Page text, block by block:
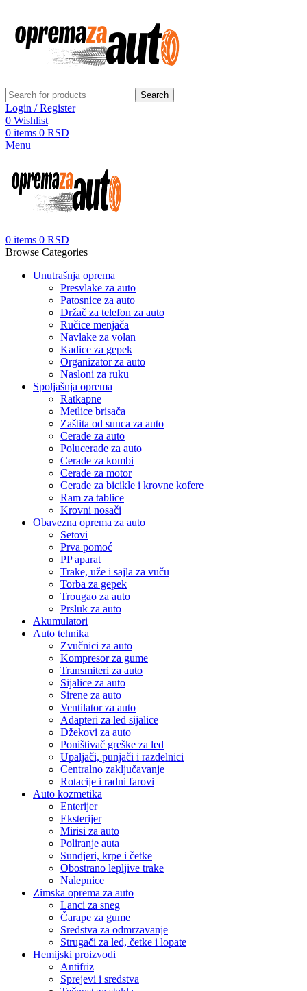
Search
Login / Register
0 Wishlist
0 items 0 RSD
Menu
0 items 0 RSD
Browse Categories
Unutrašnja oprema
Presvlake za auto
Patosnice za auto
Držač za telefon za auto
Ručice menjača
Navlake za volan
Kadice za gepek
Organizator za auto
Nasloni za ruku
Spoljašnja oprema
Ratkapne
Metlice brisača
Zaštita od sunca za auto
Cerade za auto
Polucerade za auto
Cerade za kombi
Cerade za motor
Cerade za bicikle i krovne kofere
Ram za tablice
Krovni nosači
Obavezna oprema za auto
Setovi
Prva pomoć
PP aparat
Trake, uže i sajla za vuču
Torba za gepek
Trougao za auto
Prsluk za auto
Akumulatori
Auto tehnika
Zvučnici za auto
Kompresor za gume
Transmiteri za auto
Sijalice za auto
Sirene za auto
Ventilator za auto
Adapteri za led sijalice
Džekovi za auto
Poništivač greške za led
Upaljači, punjači i razdelnici
Centralno zaključavanje
Rotacije i radni farovi
Auto kozmetika
Enterijer
Eksterijer
Mirisi za auto
Poliranje auta
Sundjeri, krpe i četke
Obostrano lepljive trake
Nalepnice
Zimska oprema za auto
Lanci za sneg
Čarape za gume
Sredstva za odmrzavanje
Strugači za led, četke i lopate
Hemijski proizvodi
Antifriz
Sprejevi i sredstva